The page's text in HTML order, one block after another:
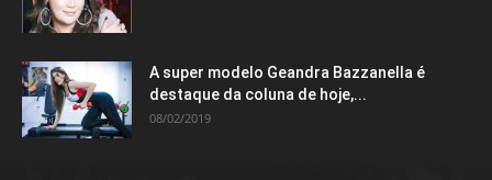
A super modelo Geandra Bazzanella é
destaque da coluna de hoje,...
08/02/2019